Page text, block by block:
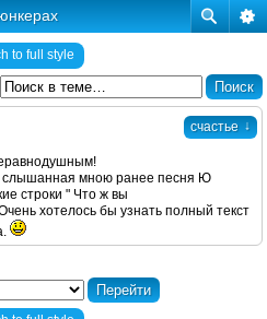
to full style
счастье ↓
слышанная мною ранее песня Ю
строки " Что ж вы
хотелось бы узнать полный текст